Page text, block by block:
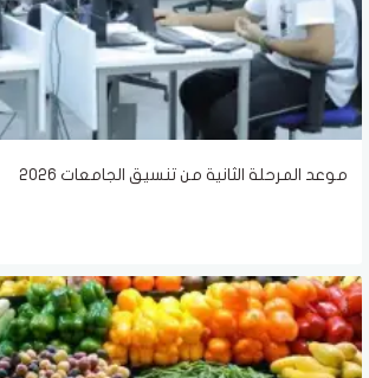
موعد المرحلة الثانية من تنسيق الجامعات 2026